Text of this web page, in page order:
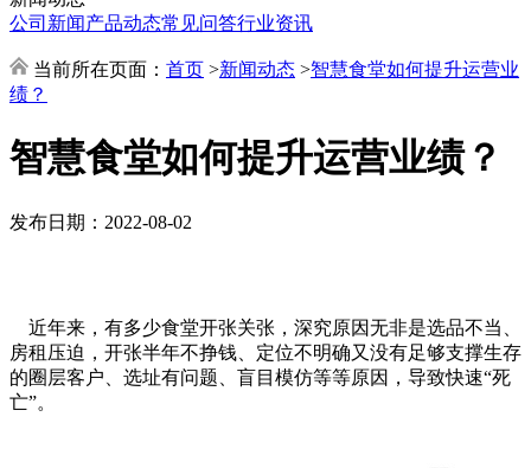
公司新闻产品动态常见问答行业资讯
当前所在页面： 首页 >新闻动态 >智慧食堂如何提升运营业
绩？
智慧食堂如何提升运营业绩？
发布日期：2022-08-02
近年来，有多少食堂开张关张，深究原因无非是选品不当、
房租压迫，开张半年不挣钱、定位不明确又没有足够支撑生存
的圈层客户、选址有问题、盲目模仿等等原因，导致快速“死
亡”。